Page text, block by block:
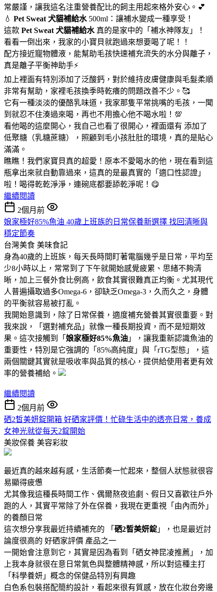
常嚴謹，讓我這名注重營養配比的飼主用起來格外安心。💕
💧 Pet Sweat 犬貓補給水500ml：讓補水變成一種享受！
這款 Pet Sweat 犬貓補給水 真的是家中的「補水神隊友」！
看看一倒出來，我家的小寶貝就跑過來想要喝了呢！！
配方接近寵物體液，能幫助毛孩快速補充流失的水分與離子，
真是離子平衡神助手⚡
加上裡面有特別添加了泛酸鈣，對於維持皮膚健康與毛髮柔順
非常有幫助，家裡毛孩換季時乾癢的問題改善不少。🥰
它有一種淡淡的優酪乳味道，我家那隻平常挑嘴的毛孩，一聞
到就忍不住湊過來喝，再也不用擔心他不喝水啦！💯
看他喝的這麼開心，我自己也看了很開心，裡面還有 添加了
低聚糖（乳糖蔗糖），照顧到毛小孩肚肚的環境，真的是貼心
滿滿。
瞧瞧！我們家寶貝真的超愛！原本不愛喝水的他，現在看到這
瓶拿出來就自動靠過來，這真的是最真實的「適口性認證」
啦！喝得乾乾淨淨，連碗底都要舔乾淨呢！😋
繼續閱讀
2個月前
娘家極好85%魚油 40歲上班族的日常保養新選擇 找回清晰與
穩定節奏
台灣美食 美味食記
身為40歲的上班族，每天長時間盯著電腦幾乎是日常，平均至
少8小時以上，常常到了下午就開始感覺疲累、思緒不夠清
晰，加上三餐外食比例高，飲食其實很難真正均衡。尤其現代
人普遍攝取過多Omega-6，卻缺乏Omega-3，久而久之，身體
的平衡就容易被打亂。
我開始意識到，除了日常保養，適度補充營養其實很重要。對
我來說，「選對補充品」就像一種長期投資，而不是短期效
果。這次接觸到「 娘家極好85%魚油 」，讓我重新認識魚油的
重要性，特別是它強調的「85%高純度」與「rTG型態」，這
兩個關鍵其實就是吸收率與品質的核心，提供給使用者更有效
率的營養補給。
繼續閱讀
2個月前
硒2皙美妍錠開箱 好硒家評價！忙碌生活中的透亮日常，養成
女神光就從每天2錠開始
美妝保養 美容彩妝
最近真的越來越有感，生活節奏一忙起來，整個人狀態就很容
易顯得疲憊
尤其像我這種長時間工作、偶爾熬夜追劇、假日又喜歡往戶外
跑的人，其實平常除了外在保養，我現在更重視「由內而外」
的養顏日常
這次想分享我最近持續補充的 「 硒2皙美妍錠 」，也是最近討
論度很高的 好硒家評價 產品之一
一開始會注意到它，其實是因為看到「硒女神昆凌推薦」，加
上我本身就很在意日常氣色與整體精神感，所以對這種主打
「科學養妍」概念的保健品特別有興趣
白色系包裝搭配簡約設計，看起來很有質感，放在化妝台旁邊